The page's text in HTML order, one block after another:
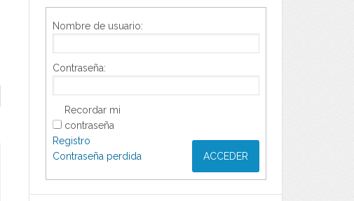
Nombre de usuario:
Contraseña:
Recordar mi
contraseña
ACCEDER
Registro
Contraseña perdida